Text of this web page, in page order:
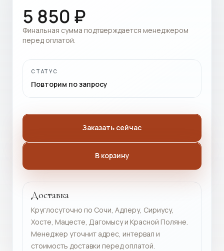
5 850 ₽
Финальная сумма подтверждается менеджером
перед оплатой.
СТАТУС
Повторим по запросу
Заказать сейчас
В корзину
Доставка
Круглосуточно по Сочи, Адлеру, Сириусу,
Хосте, Мацесте, Дагомысу и Красной Поляне.
Менеджер уточнит адрес, интервал и
стоимость доставки перед оплатой.